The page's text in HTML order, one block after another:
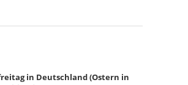
in Deutschland (Ostern in